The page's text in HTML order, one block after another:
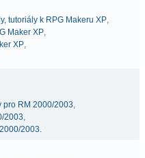
tutoriály k RPG Makeru XP,
Maker XP,
XP,
pro RM 2000/2003,
2003,
2003.